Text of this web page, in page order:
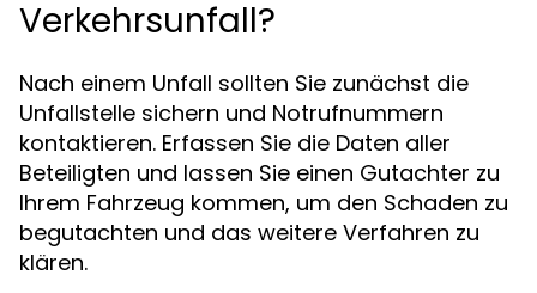
Verkehrsunfall?
Nach einem Unfall sollten Sie zunächst die
Unfallstelle sichern und Notrufnummern
kontaktieren. Erfassen Sie die Daten aller
Beteiligten und lassen Sie einen Gutachter zu
Ihrem Fahrzeug kommen, um den Schaden zu
begutachten und das weitere Verfahren zu
klären.